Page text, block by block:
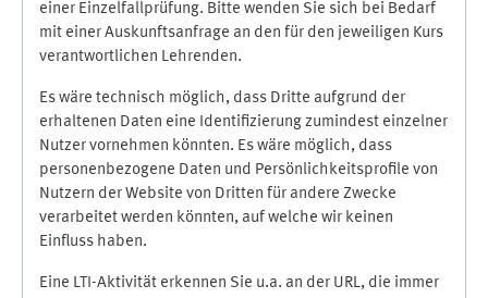
einer Einzelfallprüfung. Bitte wenden Sie sich bei Bedarf
mit einer Auskunftsanfrage an den für den jeweiligen Kurs
verantwortlichen Lehrenden.
Es wäre technisch möglich, dass Dritte aufgrund der
erhaltenen Daten eine Identifizierung zumindest einzelner
Nutzer vornehmen könnten. Es wäre möglich, dass
personenbezogene Daten und Persönlichkeitsprofile von
Nutzern der Website von Dritten für andere Zwecke
verarbeitet werden könnten, auf welche wir keinen
Einfluss haben.
Eine LTI-Aktivität erkennen Sie u.a. an der URL, die immer